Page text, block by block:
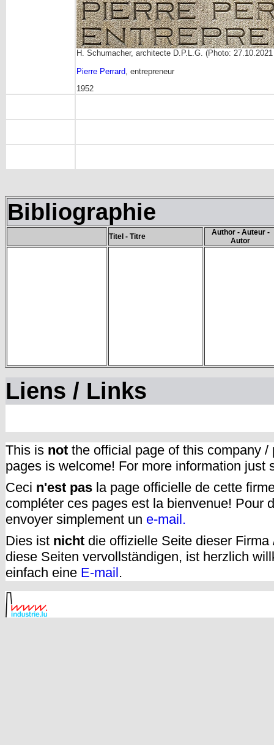
H. Schumacher, architecte D.P.L.G. (Photo:
Pierre Perrard , entrepreneur
1952
Bibliographie
Titel - Titre
Author - Auteur -
Autor
Liens / Links
This is not the official page of this company
pages is welcome! For more information just
Ceci n'est pas la page officielle de cette
compléter ces pages est la bienvenue! Pour
envoyer simplement un e-mail.
Dies ist nicht die offizielle Seite dieser
diese Seiten vervollständigen, ist herzlich
einfach eine E-mail.